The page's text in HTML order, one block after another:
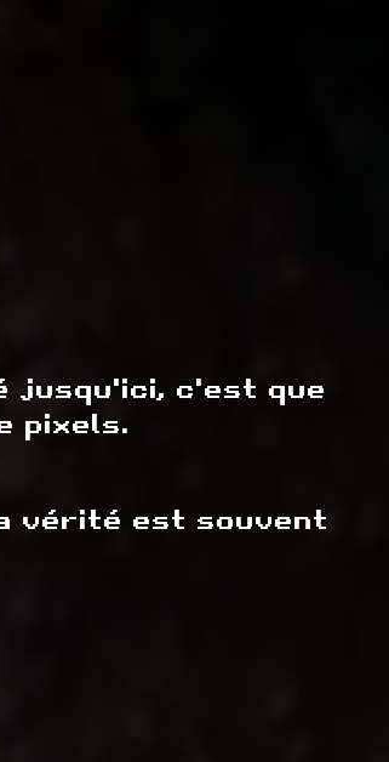
jusqu'ici, c'est que
pixels.
vérité est souvent